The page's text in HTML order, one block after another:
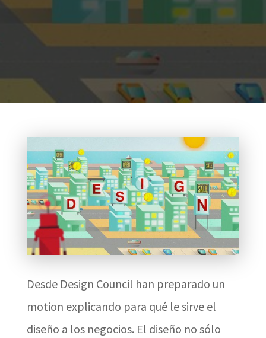
Desde Design Council han preparado un
motion explicando para qué le sirve el
diseño a los negocios. El diseño no sólo